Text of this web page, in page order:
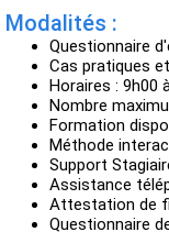
Modalités :
Questionnaire
Cas pratiques
Horaires : 9h00
Nombre
Formation
Méthode
Support
Assistance
Attestation de
Questionnaire